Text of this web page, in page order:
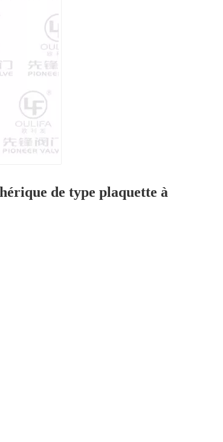
de type plaquette à